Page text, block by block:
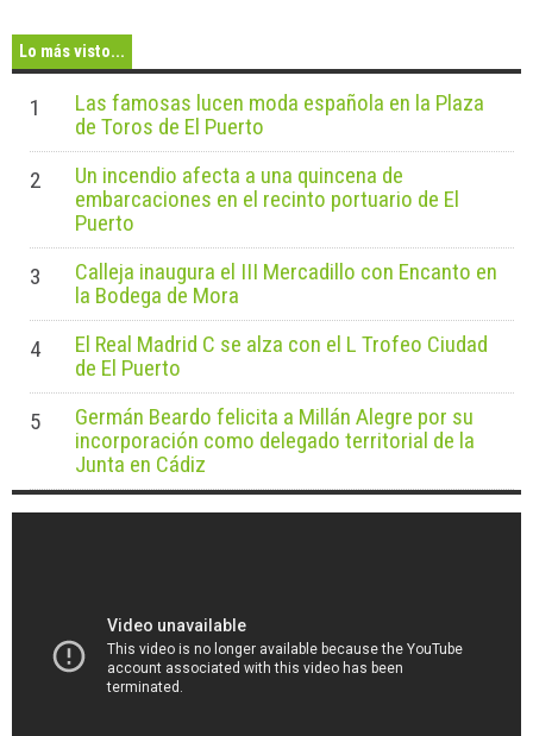
Lo más visto...
1
Las famosas lucen moda española en la Plaza
de Toros de El Puerto
2
Un incendio afecta a una quincena de
embarcaciones en el recinto portuario de El
Puerto
3
Calleja inaugura el III Mercadillo con Encanto en
la Bodega de Mora
4
El Real Madrid C se alza con el L Trofeo Ciudad
de El Puerto
5
Germán Beardo felicita a Millán Alegre por su
incorporación como delegado territorial de la
Junta en Cádiz